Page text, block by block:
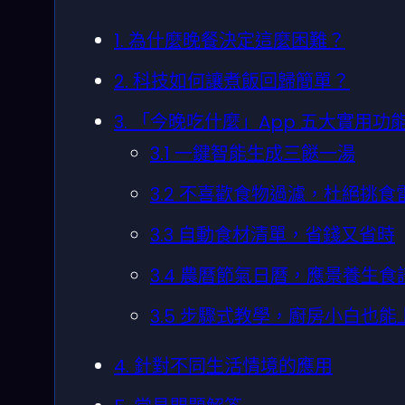
1. 為什麼晚餐決定這麼困難？
2. 科技如何讓煮飯回歸簡單？
3. 「今晚吃什麼」App 五大實用功
3.1 一鍵智能生成三餸一湯
3.2 不喜歡食物過濾，杜絕挑食
3.3 自動食材清單，省錢又省時
3.4 農曆節氣日曆，應景養生食
3.5 步驟式教學，廚房小白也能
4. 針對不同生活情境的應用